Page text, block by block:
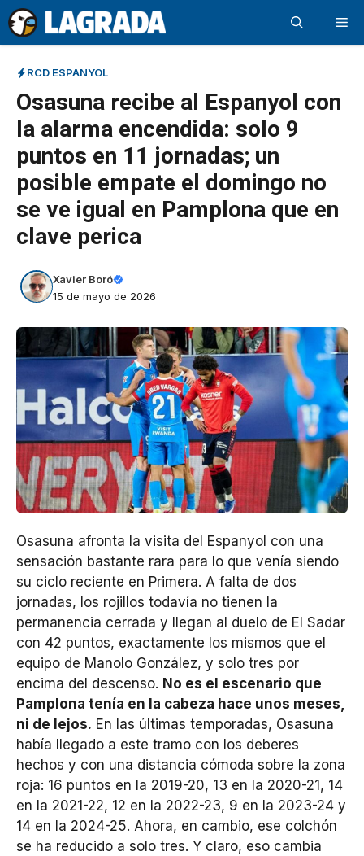
Saltar
al
contenido
RCD ESPANYOL
Osasuna recibe al Espanyol con
la alarma encendida: solo 9
puntos en 11 jornadas; un
posible empate el domingo no
se ve igual en Pamplona que en
clave perica
Xavier Boró
15 de mayo de 2026
Osasuna afronta la visita del Espanyol con una
sensación bastante rara para lo que venía siendo
su ciclo reciente en Primera. A falta de dos
jornadas, los rojillos todavía no tienen la
permanencia cerrada y llegan al duelo de El Sadar
con 42 puntos, exactamente los mismos que el
equipo de Manolo González, y solo tres por
encima del descenso. No es el escenario que
Pamplona tenía en la cabeza hace unos meses,
ni de lejos. En las últimas temporadas, Osasuna
había llegado a este tramo con los deberes
hechos y con una distancia cómoda sobre la zona
roja: 16 puntos en la 2019-20, 13 en la 2020-21, 14
en la 2021-22, 12 en la 2022-23, 9 en la 2023-24 y
14 en la 2024-25. Ahora, en cambio, ese colchón
se ha reducido a solo tres. Y claro, eso cambia